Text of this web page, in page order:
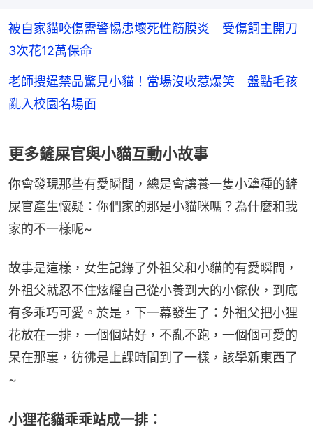
被自家貓咬傷需警惕患壞死性筋膜炎 受傷飼主開刀
3次花12萬保命
老師搜違禁品驚見小貓！當場沒收惹爆笑 盤點毛孩
亂入校園名場面
更多鏟屎官與小貓互動小故事
你會發現那些有愛瞬間，總是會讓養一隻小犟種的鏟
屎官產生懷疑：你們家的那是小貓咪嗎？為什麼和我
家的不一樣呢~
故事是這樣，女生記錄了外祖父和小貓的有愛瞬間，
外祖父就忍不住炫耀自己從小養到大的小傢伙，到底
有多乖巧可愛。於是，下一幕發生了：外祖父把小狸
花放在一排，一個個站好，不亂不跑，一個個可愛的
呆在那裏，彷彿是上課時間到了一樣，該學新東西了
~
小狸花貓乖乖站成一排：